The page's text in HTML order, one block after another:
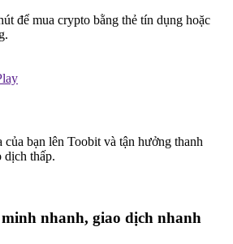
để mua crypto bằng thẻ tín dụng hoặc
của bạn lên Toobit và tận hưởng thanh
dịch thấp.
nhanh, giao dịch nhanh